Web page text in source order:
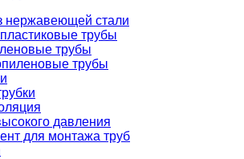
нержавеющей стали
трубы
трубы
трубы
давления
для монтажа труб